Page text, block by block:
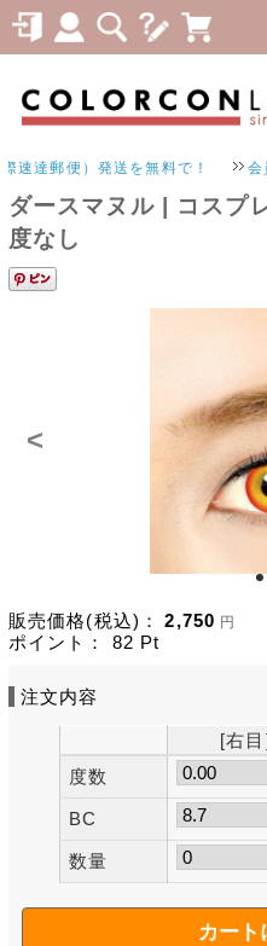
郵便）発送を無料で！ 会員
ダースマヌル | コスプ
度なし
<
販売価格(税込)： 2,750 円
ポイント： 82 Pt
注文内容
[右
度数
BC
数量